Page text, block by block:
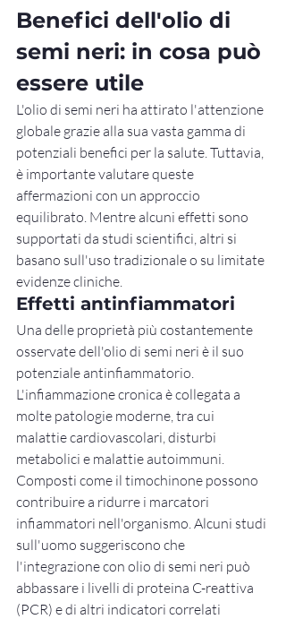
Benefici dell'olio di
semi neri: in cosa può
essere utile
L'olio di semi neri ha attirato l'attenzione
globale grazie alla sua vasta gamma di
potenziali benefici per la salute. Tuttavia,
è importante valutare queste
affermazioni con un approccio
equilibrato. Mentre alcuni effetti sono
supportati da studi scientifici, altri si
basano sull'uso tradizionale o su limitate
evidenze cliniche.
Effetti antinfiammatori
Una delle proprietà più costantemente
osservate dell'olio di semi neri è il suo
potenziale antinfiammatorio.
L'infiammazione cronica è collegata a
molte patologie moderne, tra cui
malattie cardiovascolari, disturbi
metabolici e malattie autoimmuni.
Composti come il timochinone possono
contribuire a ridurre i marcatori
infiammatori nell'organismo. Alcuni studi
sull'uomo suggeriscono che
l'integrazione con olio di semi neri può
abbassare i livelli di proteina C-reattiva
(PCR) e di altri indicatori correlati